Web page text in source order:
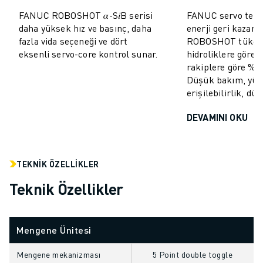
BOYAMA
PALETLEME
PUNTA KAYNAĞI
SAHA VE BAKIM
YEDEK PARÇALAR
İNDIRME MERKEZI » MYFANUC
EĞITIM VE ÖĞRETIM
FANUC ROBOSHOT 𝛼-S𝑖B serisi
daha yüksek hız ve basınç, daha
fazla vida seçeneği ve dört
eksenli servo-core kontrol sunar.
FANUC servo
enerji geri
ROBOSHOT
hidroliklere göre
rakiplere göre
Düşük bakım,
erişilebilirlik,
DEVAMINI OKU
TEKNIK ÖZELLIKLER
Teknik Özellikler
Mengene Ünitesi
Mengene mekanizması 5 Point double toggle